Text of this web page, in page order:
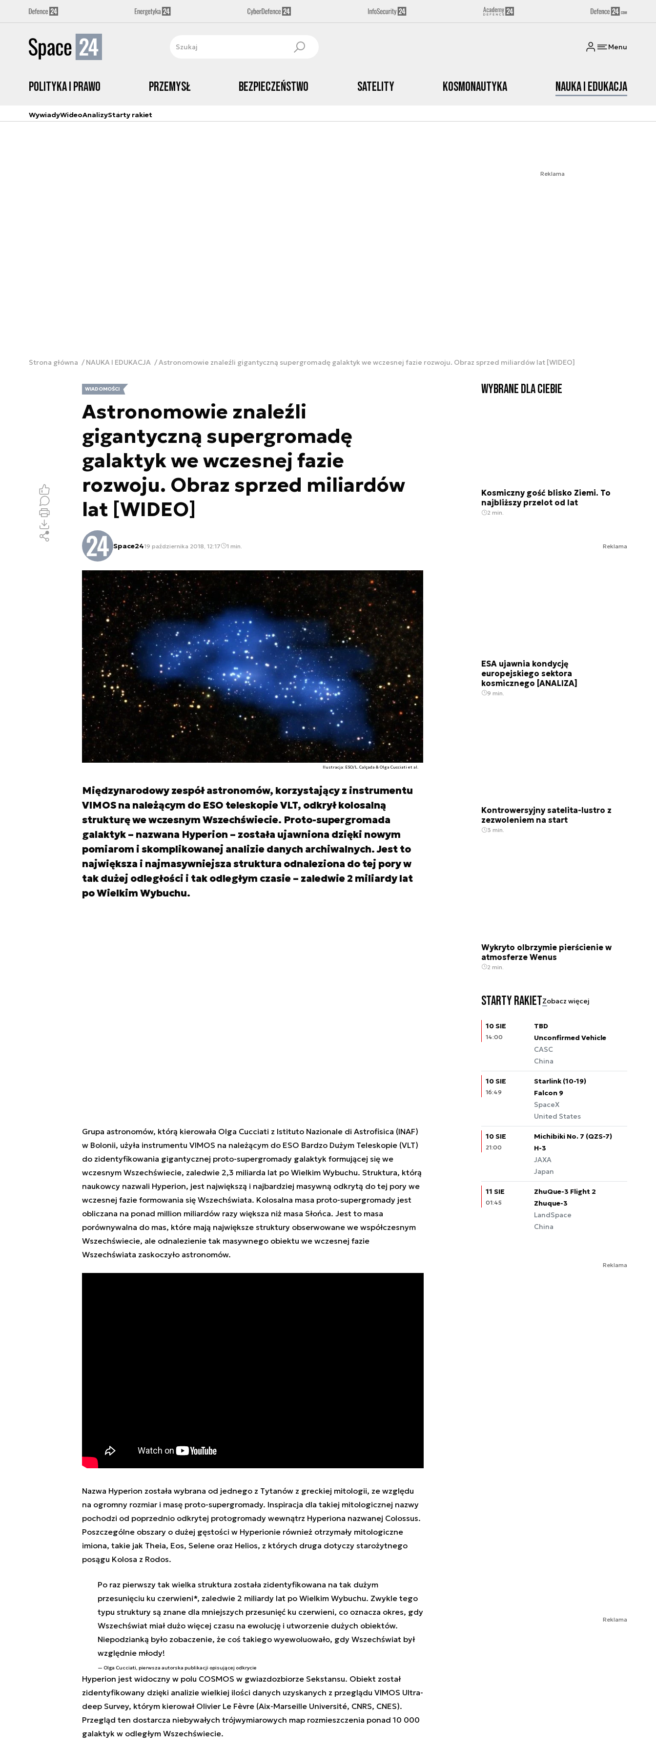
Menu
Polityka i prawo Przemysł Bezpieczeństwo Satelity Kosmonautyka Nauka i edukacja
WywiadyWideoAnalizyStarty rakiet
Reklama
Strona główna NAUKA I EDUKACJA Astronomowie znaleźli gigantyczną supergromadę galaktyk we wczesnej fazie rozwoju. Obraz sprzed miliardów lat [WIDEO]
WIADOMOŚCI
Astronomowie znaleźli
gigantyczną supergromadę
galaktyk we wczesnej fazie
rozwoju. Obraz sprzed miliardów
lat [WIDEO]
Space2419 października 2018, 12:17 1 min.
Ilustracja: ESO/L. Calçada & Olga Cucciati et al.
Międzynarodowy zespół astronomów, korzystający z instrumentu
VIMOS na należącym do ESO teleskopie VLT, odkrył kolosalną
strukturę we wczesnym Wszechświecie. Proto-supergromada
galaktyk – nazwana Hyperion – została ujawniona dzięki nowym
pomiarom i skomplikowanej analizie danych archiwalnych. Jest to
największa i najmasywniejsza struktura odnaleziona do tej pory w
tak dużej odległości i tak odległym czasie – zaledwie 2 miliardy lat
po Wielkim Wybuchu.
Grupa astronomów, którą kierowała Olga Cucciati z Istituto Nazionale di Astrofisica (INAF)
w Bolonii, użyła instrumentu VIMOS na należącym do ESO Bardzo Dużym Teleskopie (VLT)
do zidentyfikowania gigantycznej proto-supergromady galaktyk formującej się we
wczesnym Wszechświecie, zaledwie 2,3 miliarda lat po Wielkim Wybuchu. Struktura, którą
naukowcy nazwali Hyperion, jest największą i najbardziej masywną odkrytą do tej pory we
wczesnej fazie formowania się Wszechświata. Kolosalna masa proto-supergromady jest
obliczana na ponad million miliardów razy większa niż masa Słońca. Jest to masa
porównywalna do mas, które mają największe struktury obserwowane we współczesnym
Wszechświecie, ale odnalezienie tak masywnego obiektu we wczesnej fazie
Wszechświata zaskoczyło astronomów.
Nazwa Hyperion została wybrana od jednego z Tytanów z greckiej mitologii, ze względu
na ogromny rozmiar i masę proto-supergromady. Inspiracja dla takiej mitologicznej nazwy
pochodzi od poprzednio odkrytej protogromady wewnątrz Hyperiona nazwanej Colossus.
Poszczególne obszary o dużej gęstości w Hyperionie również otrzymały mitologiczne
imiona, takie jak Theia, Eos, Selene oraz Helios, z których druga dotyczy starożytnego
posągu Kolosa z Rodos.
Po raz pierwszy tak wielka struktura została zidentyfikowana na tak dużym
przesunięciu ku czerwieni*, zaledwie 2 miliardy lat po Wielkim Wybuchu. Zwykle tego
typu struktury są znane dla mniejszych przesunięć ku czerwieni, co oznacza okres, gdy
Wszechświat miał dużo więcej czasu na ewolucję i utworzenie dużych obiektów.
Niepodzianką było zobaczenie, że coś takiego wyewoluowało, gdy Wszechświat był
względnie młody!
Olga Cucciati, pierwsza autorska publikacji opisującej odkrycie
Hyperion jest widoczny w polu COSMOS w gwiazdozbiorze Sekstansu. Obiekt został
zidentyfikowany dzięki analizie wielkiej ilości danych uzyskanych z przeglądu VIMOS Ultra-
deep Survey, którym kierował Olivier Le Fèvre (Aix-Marseille Université, CNRS, CNES).
Przegląd ten dostarcza niebywałych trójwymiarowych map rozmieszczenia ponad 10 000
galaktyk w odległym Wszechświecie.
Wybrane dla Ciebie
Kosmiczny gość blisko Ziemi. To
najbliższy przelot od lat
2 min.
Reklama
ESA ujawnia kondycję
europejskiego sektora
kosmicznego [ANALIZA]
9 min.
Kontrowersyjny satelita-lustro z
zezwoleniem na start
3 min.
Wykryto olbrzymie pierścienie w
atmosferze Wenus
2 min.
Starty rakietZobacz więcej
10 SIE
14:00
TBD
Unconfirmed Vehicle
CASC
China
10 SIE
16:49
Starlink (10-19)
Falcon 9
SpaceX
United States
10 SIE
21:00
Michibiki No. 7 (QZS-7)
Quasi-Zenith Satellite
System
H-3
JAXA
Japan
11 SIE
01:45
ZhuQue-3 Flight 2
Zhuque-3
LandSpace
China
Reklama
Reklama